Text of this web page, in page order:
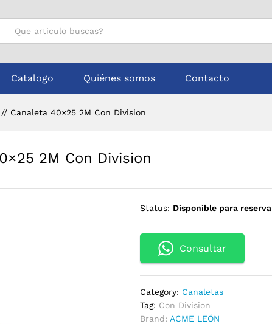
Catalogo Quiénes somos Contacto
Canaleta 40×25 2M Con Division
2M Con Division
Status: Disponible para reserva
Consultar
Category: Canaletas
Tag: Con Division
Brand: ACME LEÓN
2M Con Division